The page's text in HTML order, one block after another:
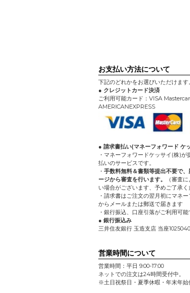
お支払い方法について
下記のどれかをお選びいただけます。
● クレジットカード決済
ご利用可能カード：VISA
AMERICANEXPRESS
● 請求書払い(マネーフォワード ケ
・マネーフォワードケッサイ(株)
払いのサービスです。
・ 手数料無料＆書類等提出不要で
ージから審査を行います。
（審査
い場合がございます、予めご了承く
・請求書はご注文の翌月初にマネ
からメールまたは郵送で届きます
・銀行振込、口座引落がご利用可能
● 銀行振込み
三井住友銀行 玉造支店 当座1025040
営業時間について
営業時間：平日 9:00-17:00
ネットでの注文は24時間受付中。
※土日祝祭日・夏季休暇・年末年始